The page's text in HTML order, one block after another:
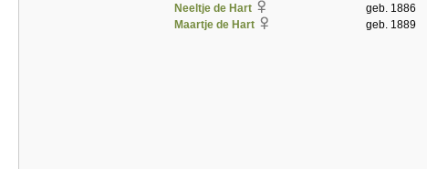
Neeltje de Hart
geb. 1886
Maartje de Hart
geb. 1889